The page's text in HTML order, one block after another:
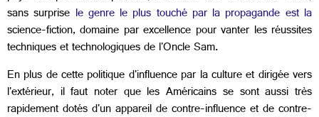
sans surprise le genre le plus touché par la propagande est la
science-fiction, domaine par excellence pour vanter les réussites
techniques et technologiques de l'Oncle Sam.
En plus de cette politique d'influence par la culture et dirigée vers
l'extérieur, il faut noter que les Américains se sont aussi très
rapidement dotés d'un appareil de contre-influence et de contre-